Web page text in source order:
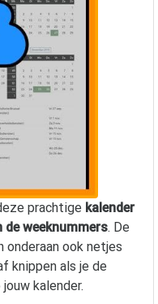
prachtige kalender
de weeknummers. De
onderaan ook netjes
knippen als je de
kalender.